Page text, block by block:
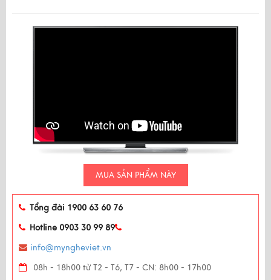
MUA SẢN PHẨM NÀY
Tổng đài 1900 63 60 76
Hotline 0903 30 99 89
info@myngheviet.vn
08h - 18h00 từ T2 - T6, T7 - CN: 8h00 - 17h00